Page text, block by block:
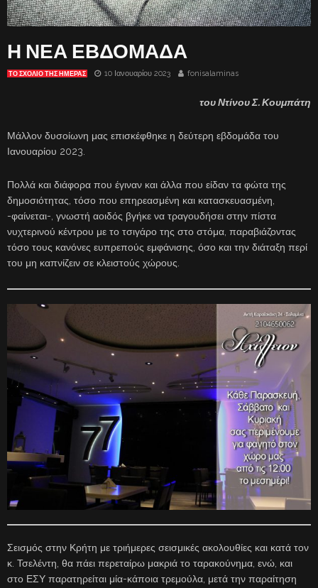
Η ΝΕΑ ΕΒΔΟΜΑΔΑ
ΤΟ ΣΧΌΛΙΟ ΤΗΣ ΗΜΈΡΑΣ 10 Ιανουαρίου 2023 fonisalaminas
του Ντίνου Σ. Κουμπάτη
Μάλλον δυσοίωνη μας επισκέφθηκε η δεύτερη εβδομάδα του
Ιανουαρίου 2023.
Πολλά και διάφορα που έγιναν και άλλα που είδαν τα φώτα της
δημοσιότητας, τόσο που επηρεασμένη και κατασκευασμένη,
-φαίνεται-, γνωστή αοιδός βγήκε να τραγουδήσει στην πίστα
νυχτερινού κέντρου με το τσιγάρο της στο στόμα, παραβιάζοντας
τόσο τους κανόνες ευπρεπούς εμφάνισης, όσο και την διάταξη περί
του μη καπνίζειν σε κλειστούς χώρους.
Σεισμός στην Κρήτη με τριήμερες σεισμικές ακολουθίες και κατά τον
κ. Τσελέντη, θα πάει περεταίρω μακριά το ταρακούνημα, ενώ, και
στο ΕΣΥ παρατηρείται μία-κάποια τρεμούλα, μετά την παραίτηση